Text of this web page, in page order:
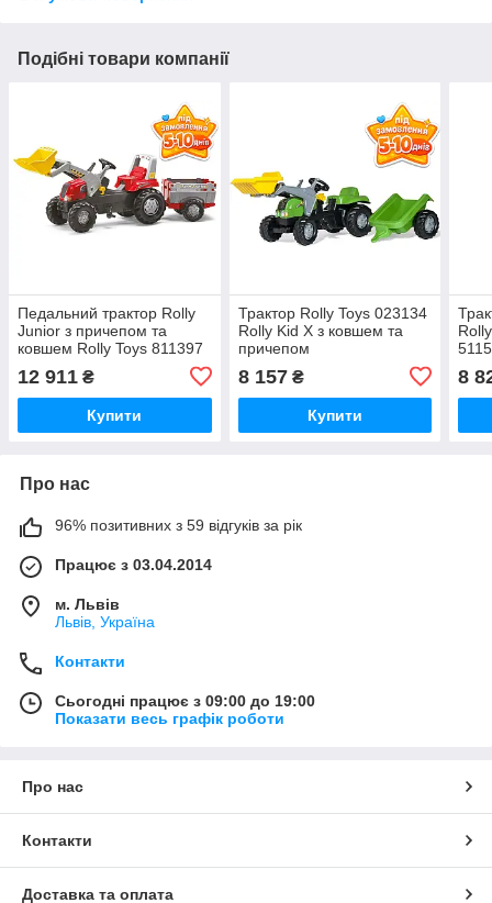
Подібні товари компанії
Педальний трактор Rolly
Junior з причепом та
ковшем Rolly Toys 811397
12 911 ₴
Купити
Трактор Rolly Toys 023134
Rolly Kid X з ковшем та
причепом
8 157₴
Купити
8
Про нас
96% позитивних з 59 відгуків за рік
Працює з 03.04.2014
м. Львів
Львів, Україна
Контакти
Сьогодні працює з 09:00 до 19:00
Показати весь графік роботи
Про нас
Контакти
Доставка та оплата